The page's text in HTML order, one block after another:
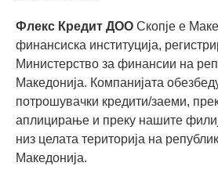
Флекс Кредит ДОО Скопје е
финансиска институција,
Министерство за финансии на
Македонија. Компанијата
потрошувачки кредити/заеми,
аплицирање и преку нашите
низ целата територија на
Македонија.